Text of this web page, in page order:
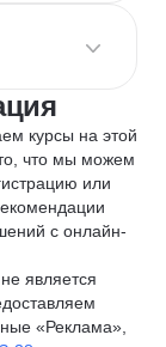
курсы на этой
что мы можем
или
с онлайн-
является
«Реклама»,